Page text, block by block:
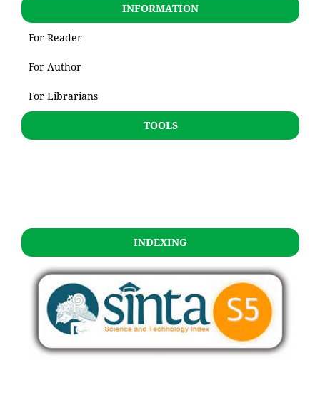
INFORMATION
For Reader
For Author
For Librarians
TOOLS
INDEXING